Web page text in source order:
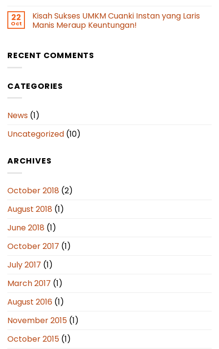
22
Oct
Kisah Sukses UMKM Cuanki Instan yang Laris
Manis Meraup Keuntungan!
RECENT COMMENTS
CATEGORIES
News (1)
Uncategorized (10)
ARCHIVES
October 2018 (2)
August 2018 (1)
June 2018 (1)
October 2017 (1)
July 2017 (1)
March 2017 (1)
August 2016 (1)
November 2015 (1)
October 2015 (1)